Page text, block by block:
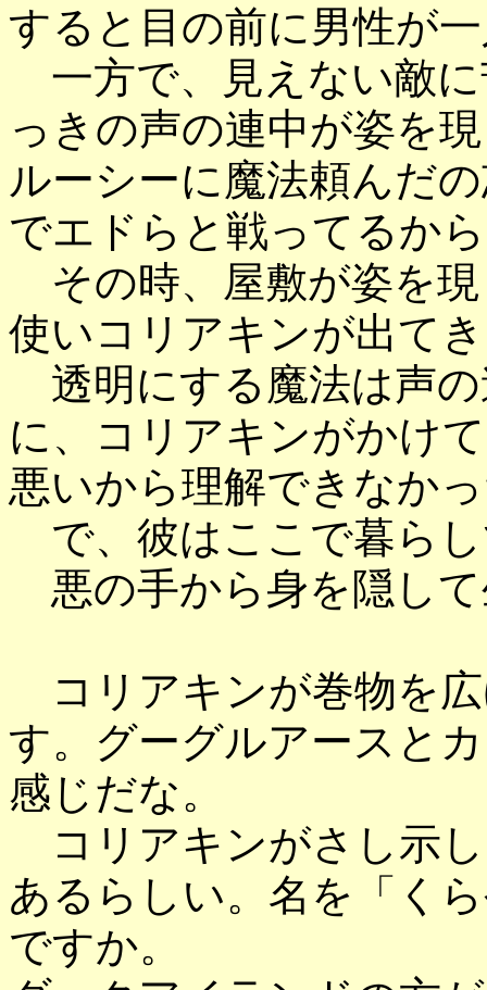
すると目の前に男性が
一方で、見えない敵
っきの声の連中が姿を
ルーシーに魔法頼んだ
でエドらと戦ってるか
その時、屋敷が姿を
使いコリアキンが出て
透明にする魔法は声
に、コリアキンがかけ
悪いから理解できなか
で、彼はここで暮ら
悪の手から身を隠し
コリアキンが巻物を
す。グーグルアースと
感じだな。
コリアキンがさし示
あるらしい。名を「く
ですか。